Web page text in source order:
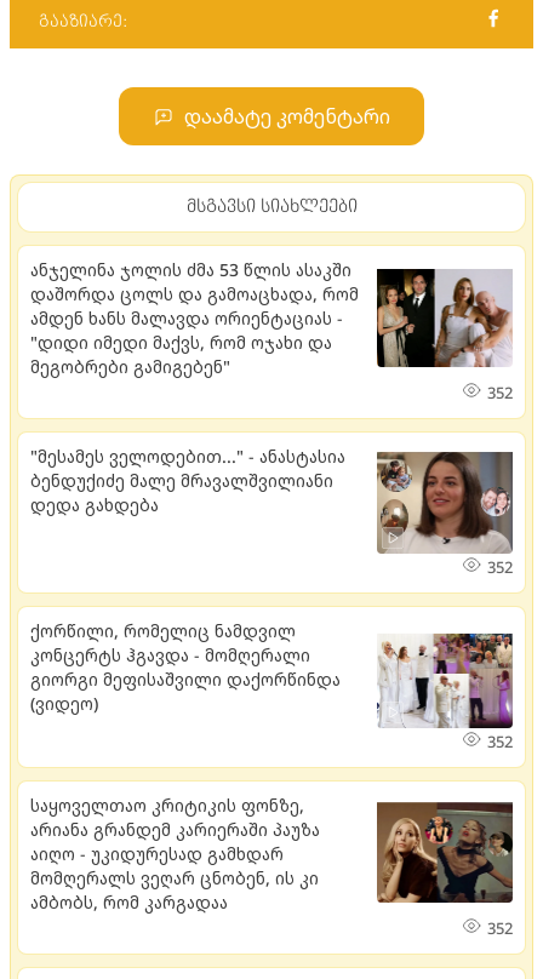
გააზიარე:
დაამატე კომენტარი
მსგავსი სიახლეები
ანჯელინა ჯოლის ძმა 53 წლის ასაკში
დაშორდა ცოლს და გამოაცხადა, რომ
ამდენ ხანს მალავდა ორიენტაციას -
"დიდი იმედი მაქვს, რომ ოჯახი და
მეგობრები გამიგებენ"
352
"მესამეს ველოდებით..." - ანასტასია
ბენდუქიძე მალე მრავალშვილიანი
დედა გახდება
352
ქორწილი, რომელიც ნამდვილ
კონცერტს ჰგავდა - მომღერალი
გიორგი მეფისაშვილი დაქორწინდა
(ვიდეო)
352
საყოველთაო კრიტიკის ფონზე,
არიანა გრანდემ კარიერაში პაუზა
აიღო - უკიდურესად გამხდარ
მომღერალს ვეღარ ცნობენ, ის კი
ამბობს, რომ კარგადაა
352